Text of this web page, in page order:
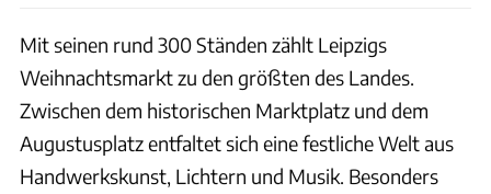
Mit seinen rund 300 Ständen zählt Leipzigs
Weihnachtsmarkt zu den größten des Landes.
Zwischen dem historischen Marktplatz und dem
Augustusplatz entfaltet sich eine festliche Welt aus
Handwerkskunst, Lichtern und Musik. Besonders